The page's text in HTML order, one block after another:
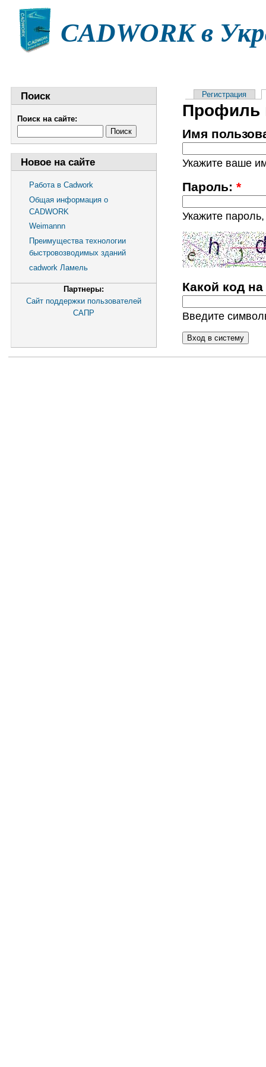
CADWORK в
Поиск
Поиск на сайте:
Новое на сайте
Работа в Cadwork
Общая информация о
CADWORK
Weimannn
Преимущества технологии
быстровозводимых зданий
cadwork Ламель
Партнеры:
Сайт поддержки пользователей
САПР
Регистрация
Профиль
Имя
Укажите ваше
Пароль:*
Укажите
Какой код
Введите